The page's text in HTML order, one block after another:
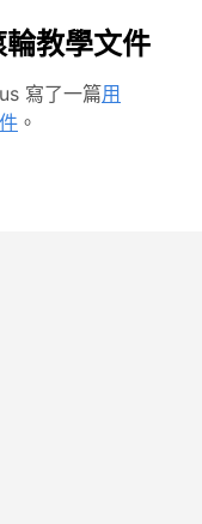
教學文件
寫了一篇用
。